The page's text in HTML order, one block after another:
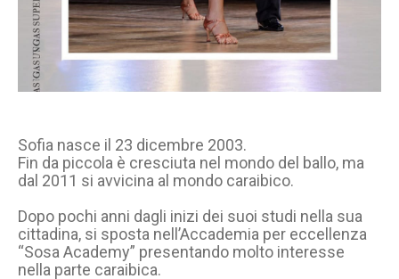
Sofia nasce il 23 dicembre 2003.
Fin da piccola è cresciuta nel mondo del ballo, ma
dal 2011 si avvicina al mondo caraibico.
Dopo pochi anni dagli inizi dei suoi studi nella sua
cittadina, si sposta nell’Accademia per eccellenza
“Sosa Academy” presentando molto interesse
nella parte caraibica.